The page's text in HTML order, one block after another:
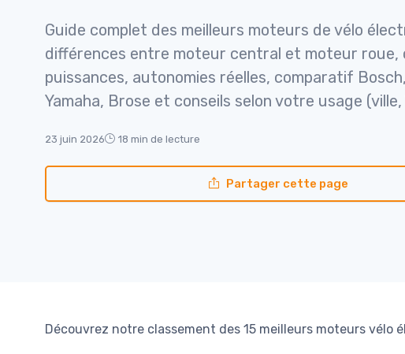
Guide complet des meilleurs moteurs de vélo
différences entre moteur central et moteur roue,
puissances, autonomies réelles, comparatif
Yamaha, Brose et conseils selon votre usage
23 juin 2026 18 min de lecture
Partager cette page
Découvrez notre classement des 15 meilleurs moteurs vélo